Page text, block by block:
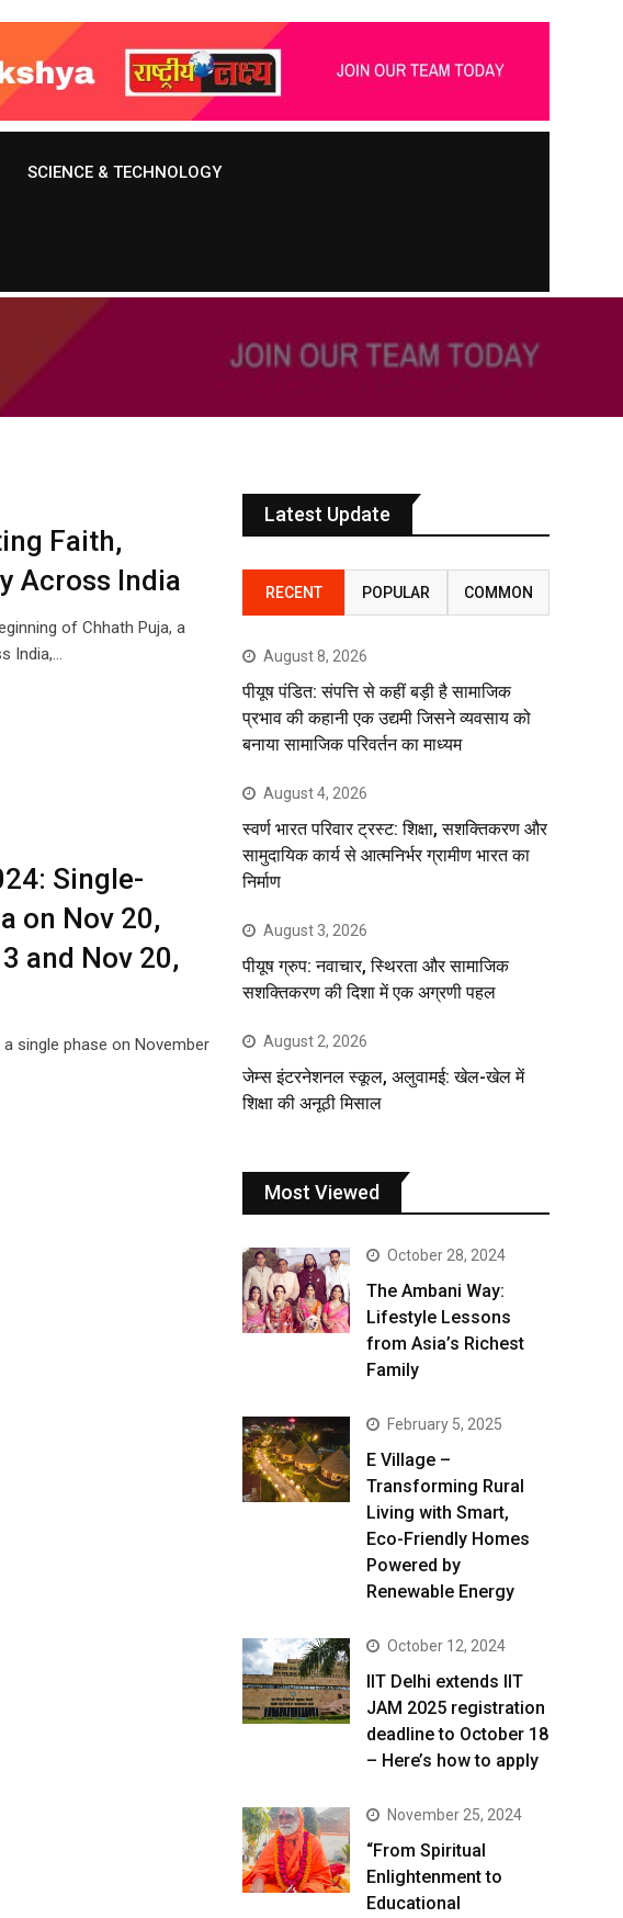
SCIENCE & TECHNOLOGY
Faith,
Across India
of Chhath Puja, a
India,…
Single-
on Nov 20,
and Nov 20,
single phase on November
Latest Update
RECENT POPULAR COMMON
August 8, 2026
पीयूष पंडित: संपत्ति से कहीं बड़ी है सामाजिक
प्रभाव की कहानी एक उद्यमी जिसने व्यवसाय को
बनाया सामाजिक परिवर्तन का माध्यम
August 4, 2026
स्वर्ण भारत परिवार ट्रस्ट: शिक्षा, सशक्तिकरण और
सामुदायिक कार्य से आत्मनिर्भर ग्रामीण भारत का
निर्माण
August 3, 2026
पीयूष ग्रुप: नवाचार, स्थिरता और सामाजिक
सशक्तिकरण की दिशा में एक अग्रणी पहल
August 2, 2026
जेम्स इंटरनेशनल स्कूल, अलुवामई: खेल-खेल में
शिक्षा की अनूठी मिसाल
Most Viewed
October 28, 2024
The Ambani Way:
Lifestyle Lessons
from Asia’s Richest
Family
February 5, 2025
E Village –
Transforming Rural
Living with Smart,
Eco-Friendly Homes
Powered by
Renewable Energy
October 12, 2024
IIT Delhi extends IIT
JAM 2025 registration
deadline to October 18
– Here’s how to apply
November 25, 2024
“From Spiritual
Enlightenment to
Educational